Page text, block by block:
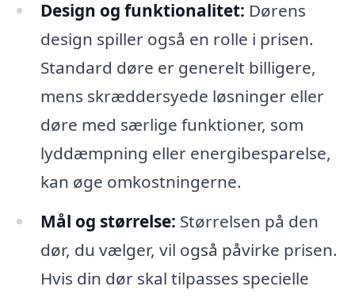
Design og funktionalitet: Dørens
design spiller også en rolle i prisen.
Standard døre er generelt billigere,
mens skræddersyede løsninger eller
døre med særlige funktioner, som
lyddæmpning eller energibesparelse,
kan øge omkostningerne.
Mål og størrelse: Størrelsen på den
dør, du vælger, vil også påvirke prisen.
Hvis din dør skal tilpasses specielle